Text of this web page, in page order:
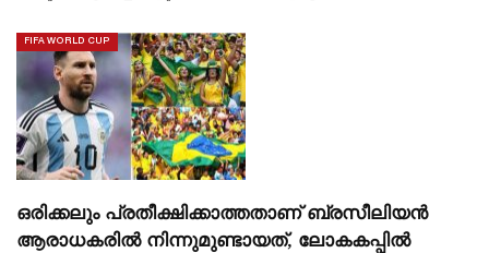
FIFA WORLD CUP
ഒരിക്കലും പ്രതീക്ഷിക്കാത്തതാണ് ബ്രസീലിയൻ
ആരാധകരിൽ നിന്നുമുണ്ടായത്, ലോകകപ്പിൽ